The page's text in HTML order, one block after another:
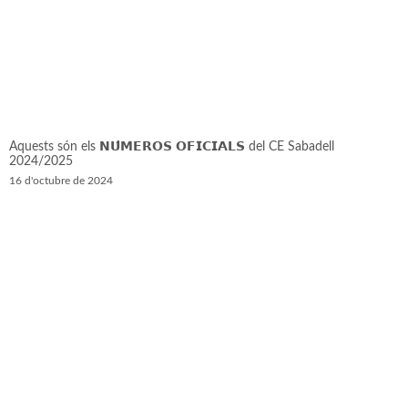
Aquests són els 𝗡𝗨́𝗠𝗘𝗥𝗢𝗦 𝗢𝗙𝗜𝗖𝗜𝗔𝗟𝗦 del CE Sabadell
2024/2025
16 d'octubre de 2024